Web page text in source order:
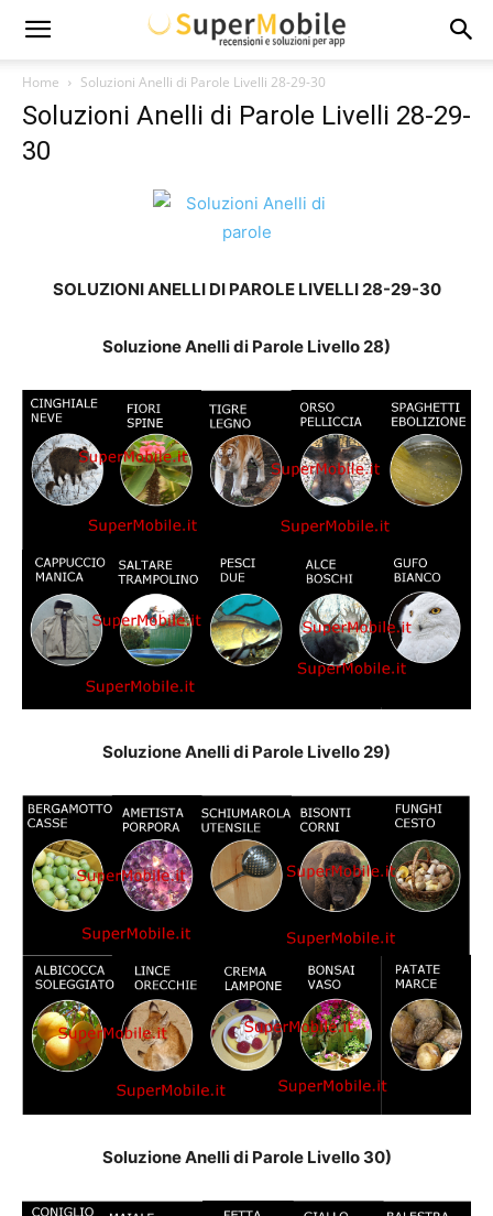
Super
Mobile
Home Soluzioni Anelli di Parole Livelli 28-29-30
Soluzioni Anelli di Parole Livelli 28-29-
30
SOLUZIONI ANELLI DI PAROLE LIVELLI 28-29-30
Soluzione Anelli di Parole Livello 28)
Soluzione Anelli di Parole Livello 29)
Soluzione Anelli di Parole Livello 30)